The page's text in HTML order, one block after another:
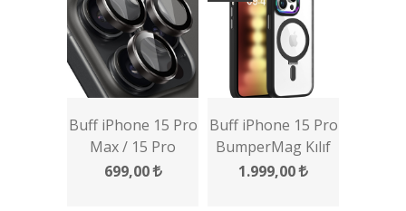
Buff iPhone 15 Pro
Max / 15 Pro
Kamera Metal Lens
699,00
Buff iPhone 15 Pro
BumperMag Kılıf
1.999,00